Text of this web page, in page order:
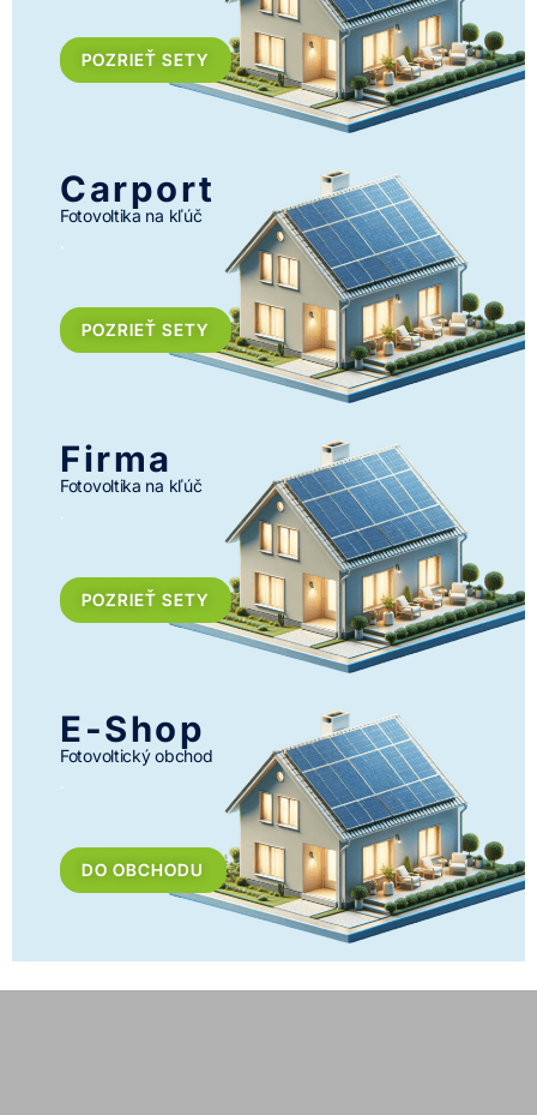
POZRIEŤ SETY
Carport
Fotovoltika na kľúč
.
POZRIEŤ SETY
Firma
Fotovoltika na kľúč
.
POZRIEŤ SETY
E-Shop
Fotovoltický obchod
.
DO OBCHODU